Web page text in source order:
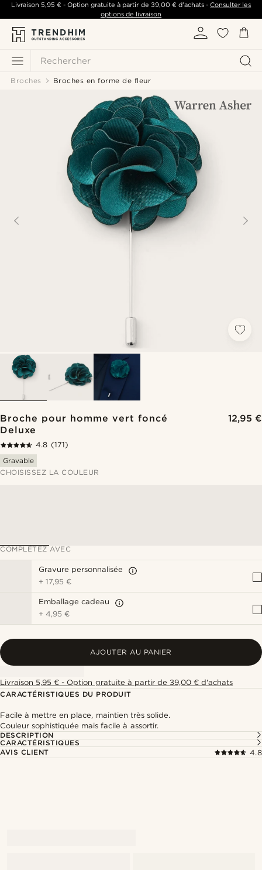
Rechercher
Livraison 5,95 €- Option gratuite à partir de 39,00 €d'achats -Consulter les
options de livraison
Broches Broches en forme de fleur
Broche pour homme vert foncé
Deluxe
12,95 €
4.8 (171)
Gravable
CHOISISSEZ LA COULEUR
COMPLÉTEZ AVEC
Gravure personnalisée
+17,95 €
Emballage cadeau
+4,95 €
AJOUTER AU PANIER
Livraison 5,95 € - Option gratuite à partir de 39,00 € d'achats
CARACTÉRISTIQUES DU PRODUIT
Facile à mettre en place, maintien très solide.
Couleur sophistiquée mais facile à assortir.
DESCRIPTION
CARACTÉRISTIQUES
AVIS CLIENT
4.8